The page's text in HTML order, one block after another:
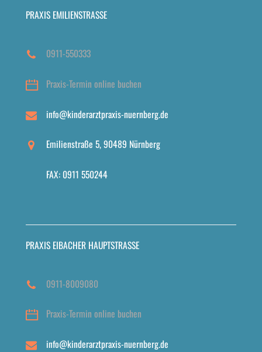
PRAXIS EMILIENSTRASSE
0911-550333
Praxis-Termin online buchen
info@kinderarztpraxis-nuernberg.de
Emilienstraße 5, 90489 Nürnberg
FAX: 0911 550244
PRAXIS EIBACHER HAUPTSTRASSE
0911-8009080
Praxis-Termin online buchen
info@kinderarztpraxis-nuernberg.de